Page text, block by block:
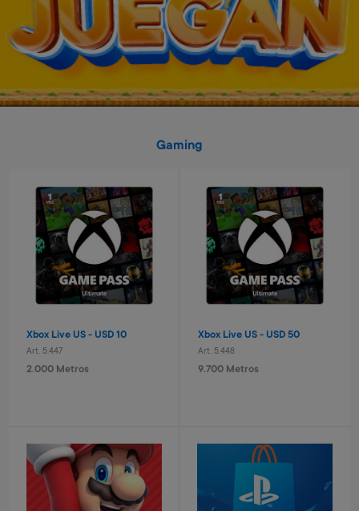
Pelota basket n° 3 Capitan
América
Art. 2.517
1.200 Metros
240 Metros + 4 x $80
Laptop educativa bilingue
Paw Patrol
Art. 4.620
9.600 Metros
960 Metros + 6 x $420
Laptop educativa bilingue
Spiderman
Art. 4.621
9.600 Metros
Set taladro con accesorios
1.400 Metros
Gaming
Xbox Live US - USD 10
Art. 5.447
2.000 Metros
Xbox Live US - USD 50
Art. 5.448
9.700 Metros